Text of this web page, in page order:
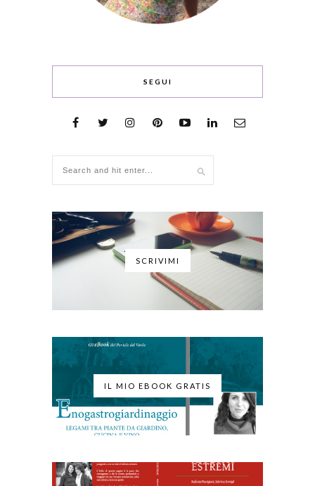
SEGUI
SCRIVIMI
IL MIO EBOOK GRATIS